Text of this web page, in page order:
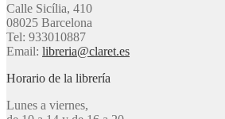
Calle Sicília, 410
08025 Barcelona
Tel: 933010887
Email: libreria@claret.es
Horario de la librería
Lunes a viernes,